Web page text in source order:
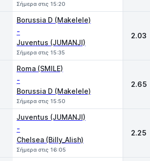
Σήμερα στις 15:20
Borussia D (Makelele)
-
Juventus (JUMANJI)
Σήμερα στις 15:35
2.03
Roma (SMILE)
-
Borussia D (Makelele)
Σήμερα στις 15:50
2.65
Juventus (JUMANJI)
-
Chelsea (Billy_Alish)
Σήμερα στις 16:05
2.25